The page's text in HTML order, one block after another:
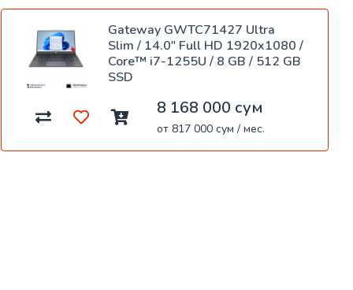
Gateway GWTC71427 Ultra
Slim / 14.0" Full HD 1920x1080 /
Core™ i7-1255U / 8 GB / 512 GB
SSD
8 168 000 сум
от 817 000 сум / мес.